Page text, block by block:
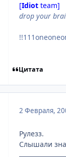
[Idiot team]
drop your
Цитата
2 Февраля,
Рулезз.
Слышали